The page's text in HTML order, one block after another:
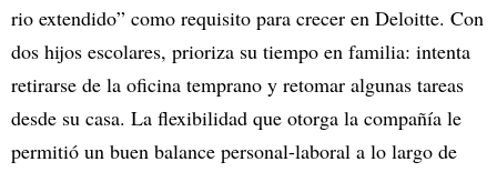
rio extendido” como requisito para crecer en Deloitte. Con
dos hijos escolares, prioriza su tiempo en familia: intenta
retirarse de la oficina temprano y retomar algunas tareas
desde su casa. La flexibilidad que otorga la compañía le
permitió un buen balance personal-laboral a lo largo de